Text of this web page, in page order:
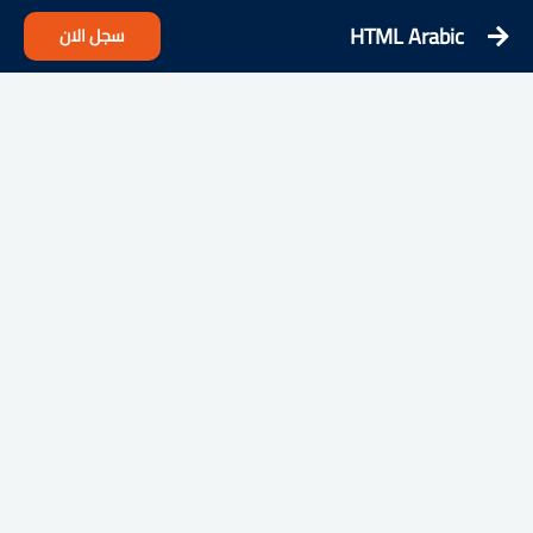
HTML Arabic سجل الان